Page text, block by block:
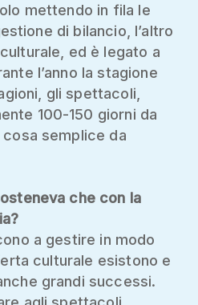
mettendo in fila le
di bilancio, l’altro
ed è legato a
l’anno la stagione
gli spettacoli,
100-150 giorni da
cosa semplice da
che con la
a gestire in modo
culturale esistono e
grandi successi.